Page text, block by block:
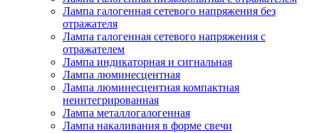
Лампа галогенная сетевого напряжения без
отражателя
Лампа галогенная сетевого напряжения с
отражателем
Лампа индикаторная и сигнальная
Лампа люминесцентная
Лампа люминесцентная компактная
неинтегрированная
Лампа металлогалогенная
Лампа накаливания в форме свечи